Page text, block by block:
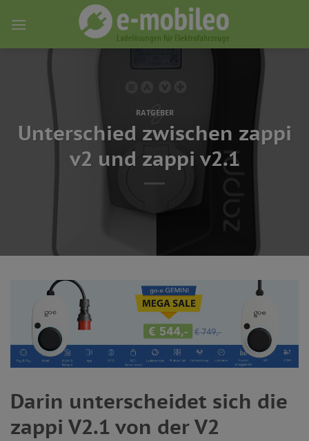
RATGEBER
Unterschied zwischen zappi
v2 und zappi v2.1
Darin unterscheidet sich die
zappi V2.1 von der V2